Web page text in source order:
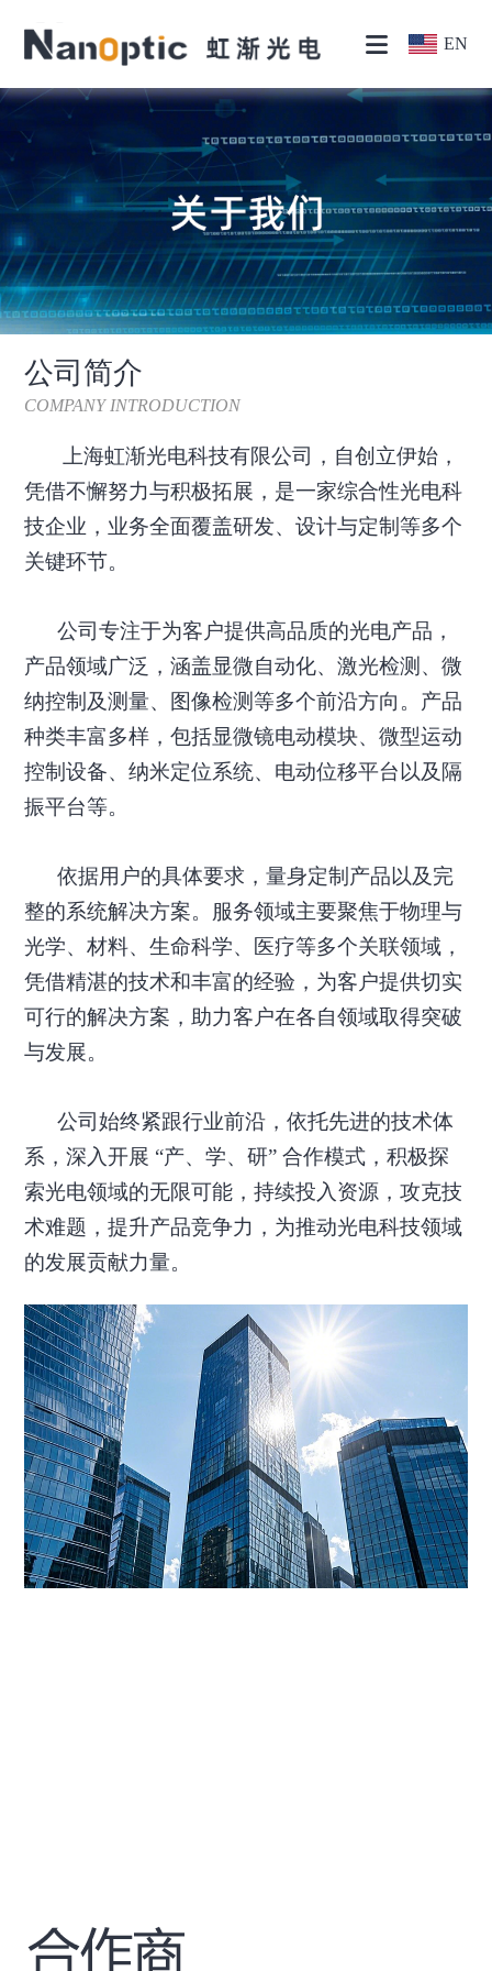
EN
公司简介
COMPANY INTRODUCTION
上海虹渐光电科技有限公司，自创立伊始，
凭借不懈努力与积极拓展，是一家综合性光电科
技企业，业务全面覆盖研发、设计与定制等多个
关键环节。
公司专注于为客户提供高品质的光电产品，
产品领域广泛，涵盖显微自动化、激光检测、微
纳控制及测量、图像检测等多个前沿方向。产品
种类丰富多样，包括显微镜电动模块、微型运动
控制设备、纳米定位系统、电动位移平台以及隔
振平台等。
依据用户的具体要求，量身定制产品以及完
整的系统解决方案。服务领域主要聚焦于物理与
光学、材料、生命科学、医疗等多个关联领域，
凭借精湛的技术和丰富的经验，为客户提供切实
可行的解决方案，助力客户在各自领域取得突破
与发展。
公司始终紧跟行业前沿，依托先进的技术体
系，深入开展 “产、学、研”合作模式，积极探
索光电领域的无限可能，持续投入资源，攻克技
术难题，提升产品竞争力，为推动光电科技领域
的发展贡献力量。